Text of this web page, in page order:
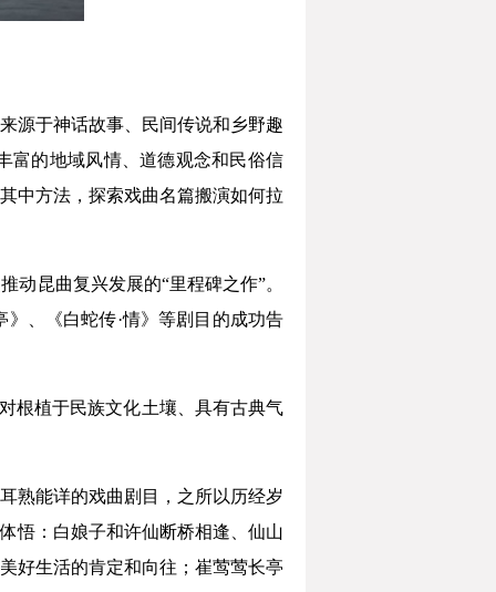
源于神话故事、民间传说和乡野趣
富的地域风情、道德观念和民俗信
中方法，探索戏曲名篇搬演如何拉
动昆曲复兴发展的“里程碑之作”。
、《白蛇传·情》等剧目的成功告
根植于民族文化土壤、具有古典气
熟能详的戏曲剧目，之所以历经岁
悟：白娘子和许仙断桥相逢、仙山
好生活的肯定和向往；崔莺莺长亭